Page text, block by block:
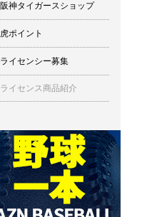
阪神タイガースショップ
虎ポイント
ライセンシー募集
ライセンス商品紹介